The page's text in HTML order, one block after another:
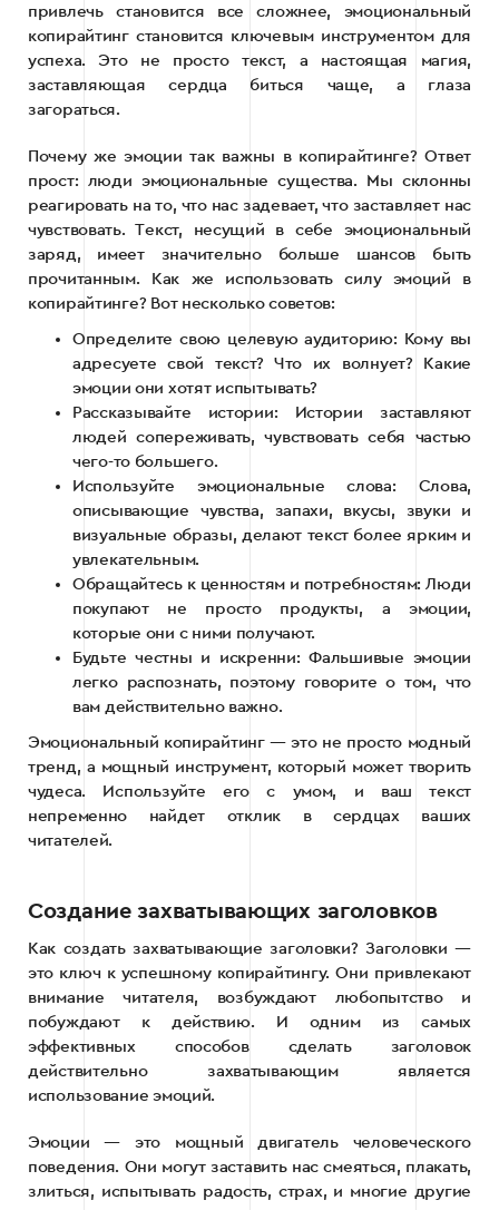
привлечь становится все сложнее, эмоциональный
копирайтинг становится ключевым инструментом для
успеха. Это не просто текст, а настоящая магия,
заставляющая сердца биться чаще, а глаза
загораться.
Почему же эмоции так важны в копирайтинге? Ответ
прост: люди эмоциональные существа. Мы склонны
реагировать на то, что нас задевает, что заставляет нас
чувствовать. Текст, несущий в себе эмоциональный
заряд, имеет значительно больше шансов быть
прочитанным. Как же использовать силу эмоций в
копирайтинге? Вот несколько советов:
Определите свою целевую аудиторию: Кому вы
адресуете свой текст? Что их волнует? Какие
эмоции они хотят испытывать?
Рассказывайте истории: Истории заставляют
людей сопереживать, чувствовать себя частью
чего-то большего.
Используйте эмоциональные слова: Слова,
описывающие чувства, запахи, вкусы, звуки и
визуальные образы, делают текст более ярким и
увлекательным.
Обращайтесь к ценностям и потребностям: Люди
покупают не просто продукты, а эмоции,
которые они с ними получают.
Будьте честны и искренни: Фальшивые эмоции
легко распознать, поэтому говорите о том, что
вам действительно важно.
Эмоциональный копирайтинг — это не просто модный
тренд, а мощный инструмент, который может творить
чудеса. Используйте его с умом, и ваш текст
непременно найдет отклик в сердцах ваших
читателей.
Создание захватывающих заголовков
Как создать захватывающие заголовки? Заголовки —
это ключ к успешному копирайтингу. Они привлекают
внимание читателя, возбуждают любопытство и
побуждают к действию. И одним из самых
эффективных способов сделать заголовок
действительно захватывающим является
использование эмоций.
Эмоции — это мощный двигатель человеческого
поведения. Они могут заставить нас смеяться, плакать,
злиться, испытывать радость, страх, и многие другие